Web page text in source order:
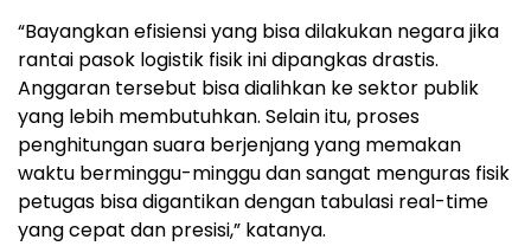
“Bayangkan efisiensi yang bisa dilakukan negara jika
rantai pasok logistik fisik ini dipangkas drastis.
Anggaran tersebut bisa dialihkan ke sektor publik
yang lebih membutuhkan. Selain itu, proses
penghitungan suara berjenjang yang memakan
waktu berminggu-minggu dan sangat menguras fisik
petugas bisa digantikan dengan tabulasi real-time
yang cepat dan presisi,” katanya.